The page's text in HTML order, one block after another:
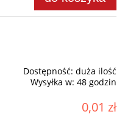
Dostępność: duża ilość
Wysyłka w: 48 godzin
0,01 zł